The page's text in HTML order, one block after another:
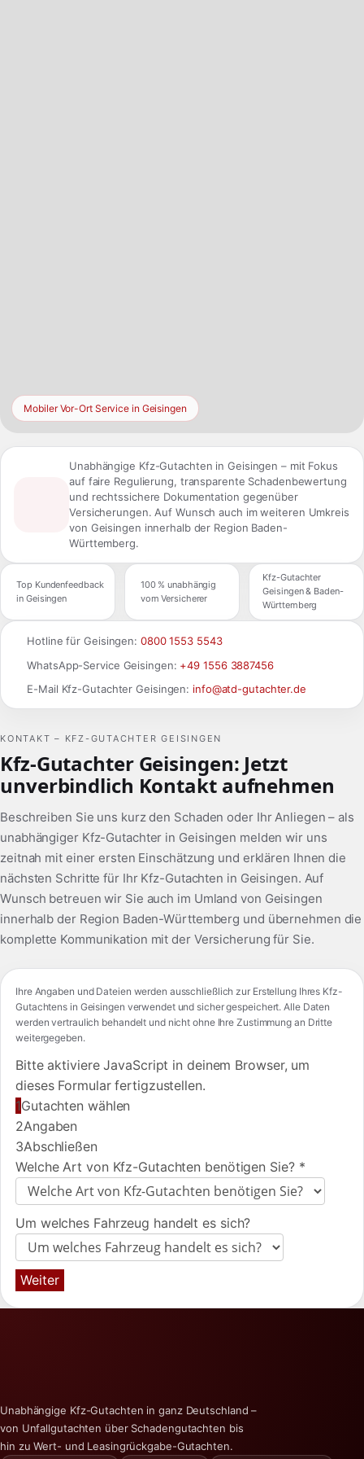
KONTAKT – KFZ-GUTACHTER GEISINGEN
Kfz-Gutachter Geisingen: Jetzt
unverbindlich Kontakt aufnehmen
Beschreiben Sie uns kurz den Schaden oder Ihr Anliegen – als
unabhängiger Kfz-Gutachter in Geisingen melden wir uns
zeitnah mit einer ersten Einschätzung und erklären Ihnen die
nächsten Schritte für Ihr Kfz-Gutachten in Geisingen. Auf
Wunsch betreuen wir Sie auch im Umland von Geisingen
innerhalb der Region Baden-Württemberg und übernehmen die
komplette Kommunikation mit der Versicherung für Sie.
Ihre Angaben und Dateien werden ausschließlich zur Erstellung Ihres Kfz-
Gutachtens in Geisingen verwendet und sicher gespeichert. Alle Daten
werden vertraulich behandelt und nicht ohne Ihre Zustimmung an Dritte
weitergegeben.
Bitte aktiviere JavaScript in deinem Browser, um
dieses Formular fertigzustellen.
1Gutachten wählen
2Angaben
3Abschließen
Welche Art von Kfz-Gutachten benötigen Sie? *
Um welches Fahrzeug handelt es sich?
Weiter
Mobiler Vor-Ort Service in Geisingen
Unabhängige Kfz-Gutachten in Geisingen – mit Fokus
auf faire Regulierung, transparente Schadenbewertung
und rechtssichere Dokumentation gegenüber
Versicherungen. Auf Wunsch auch im weiteren Umkreis
von Geisingen innerhalb der Region Baden-
Württemberg.
Top Kundenfeedback
in Geisingen
100 % unabhängig
vom Versicherer
Kfz-Gutachter
Geisingen & Baden-
Württemberg
Hotline für Geisingen: 0800 1553 5543
WhatsApp-Service Geisingen: +49 1556 3887456
E-Mail Kfz-Gutachter Geisingen: info@atd-gutachter.de
Unabhängige Kfz-Gutachten in ganz Deutschland –
von Unfallgutachten über Schadengutachten bis
hin zu Wert- und Leasingrückgabe-Gutachten.